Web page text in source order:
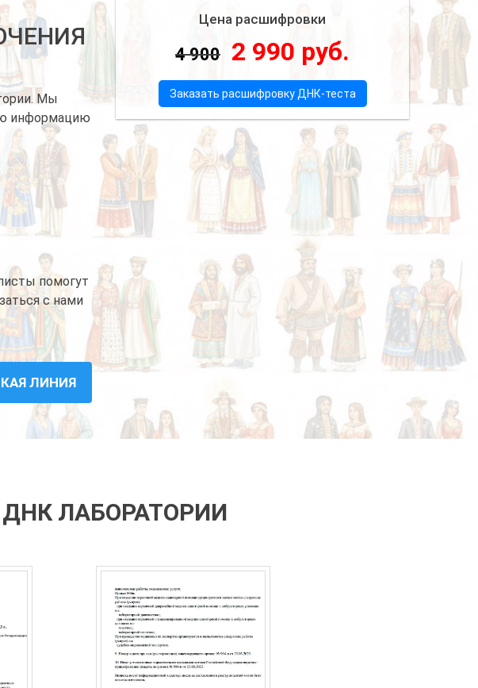
Мы
информацию
помогут
с нами
ЛИНИЯ
Цена расшифровки
4 900 2 990 руб.
Заказать расшифровку ДНК-теста
ЛАБОРАТОРИИ